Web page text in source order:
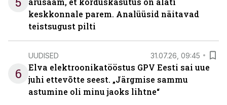
keskkonnale parem. Analüüsid näitavad
teistsugust pilti
6
UUDISED 31.07.26, 09:45
Elva elektroonikatööstus GPV Eesti sai uue
juhi ettevõtte seest. „Järgmise sammu
astumine oli minu jaoks lihtne“